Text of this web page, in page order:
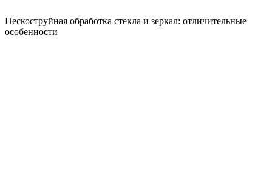
Пескоструйная обработка стекла и зеркал: отличительные
особенности